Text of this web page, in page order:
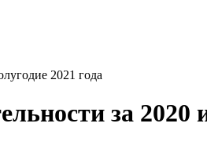
2021 года
за 2020